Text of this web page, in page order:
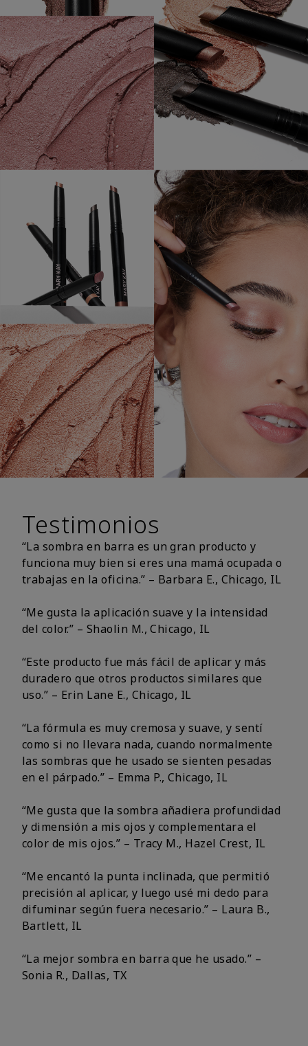
Testimonios
“La sombra en barra es un gran producto y
funciona muy bien si eres una mamá ocupada o
trabajas en la oficina.” – Barbara E., Chicago, IL
“Me gusta la aplicación suave y la intensidad
del color.” – Shaolin M., Chicago, IL
“Este producto fue más fácil de aplicar y más
duradero que otros productos similares que
uso.” – Erin Lane E., Chicago, IL
“La fórmula es muy cremosa y suave, y sentí
como si no llevara nada, cuando normalmente
las sombras que he usado se sienten pesadas
en el párpado.” – Emma P., Chicago, IL
“Me gusta que la sombra añadiera profundidad
y dimensión a mis ojos y complementara el
color de mis ojos.” – Tracy M., Hazel Crest, IL
“Me encantó la punta inclinada, que permitió
precisión al aplicar, y luego usé mi dedo para
difuminar según fuera necesario.” – Laura B.,
Bartlett, IL
“La mejor sombra en barra que he usado.” –
Sonia R., Dallas, TX